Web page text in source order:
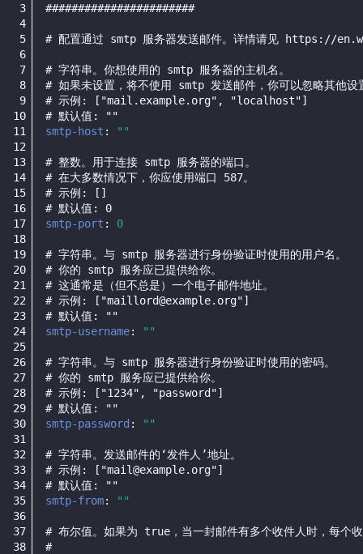
适用进阶场景的构建
主题
#######################
# 配置通过 smtp 服务器发送邮件。详情请见 https://
# 字符串。你想使用的 smtp 服务器的主机名。
# 如果未设置，将不使用 smtp 发送邮件，你可以忽略其他设
# 示例: ["mail.example.org", "localhost"]
# 默认值: ""
smtp-host : ""
# 整数。用于连接 smtp 服务器的端口。
# 在大多数情况下，你应使用端口 587。
# 示例: []
# 默认值: 0
smtp-port : 0
# 字符串。与 smtp 服务器进行身份验证时使用的用户名。
# 你的 smtp 服务应已提供给你。
# 这通常是（但不总是）一个电子邮件地址。
# 示例: ["maillord@example.org"]
# 默认值: ""
smtp-username: ""
# 字符串。与 smtp 服务器进行身份验证时使用的密码。
# 你的 smtp 服务应已提供给你。
# 示例: ["1234", "password"]
# 默认值: ""
smtp-password : ""
# 字符串。发送邮件的‘发件人’地址。
# 示例: ["mail@example.org"]
# 默认值: ""
smtp-from: ""
# 布尔值。如果为 true，当一封邮件有多个收件人时，每个
#